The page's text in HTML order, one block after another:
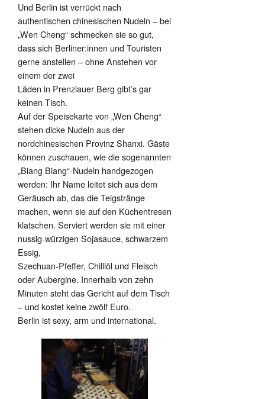
Und Berlin ist verrückt nach
authentischen chinesischen Nudeln – bei
„Wen Cheng“ schmecken sie so gut,
dass sich Berliner:innen und Touristen
gerne anstellen – ohne Anstehen vor
einem der zwei
Läden in Prenzlauer Berg gibt’s gar
keinen Tisch.
Auf der Speisekarte von „Wen Cheng“
stehen dicke Nudeln aus der
nordchinesischen Provinz Shanxi. Gäste
können zuschauen, wie die sogenannten
„Biang Biang“-Nudeln handgezogen
werden: Ihr Name leitet sich aus dem
Geräusch ab, das die Teigstränge
machen, wenn sie auf den Küchentresen
klatschen. Serviert werden sie mit einer
nussig-würzigen Sojasauce, schwarzem
Essig,
Szechuan-Pfeffer, Chilliöl und Fleisch
oder Aubergine. Innerhalb von zehn
Minuten steht das Gericht auf dem Tisch
– und kostet keine zwölf Euro.
Berlin ist sexy, arm und international.